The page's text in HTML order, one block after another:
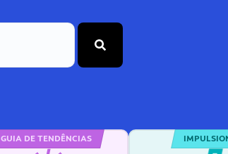
GUIA DE TENDÊNCIAS